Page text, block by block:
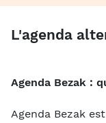
L'agenda
Agenda Bezak :
Agenda Bezak